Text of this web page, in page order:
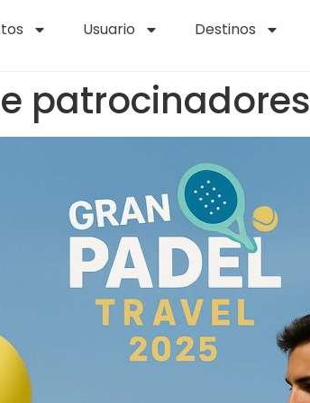
Usuario Destinos
patrocinadores